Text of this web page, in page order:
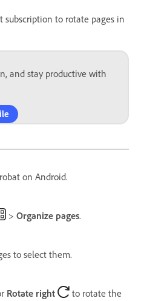
subscription to rotate pages in
and stay productive with
on Android.
> Organize pages.
to select them.
Rotate right
to rotate the